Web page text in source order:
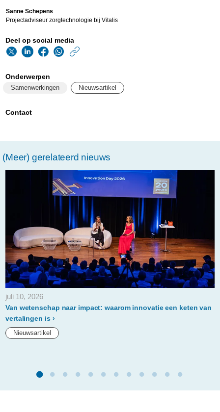
Sanne Schepens
Projectadviseur zorgtechnologie bij Vitalis
Deel op social media
een-
sara-
helpt-
tegen-
de-
eenzaamheid.html
Onderwerpen
Samenwerkingen Nieuwsartikel
Contact
(Meer) gerelateerd nieuws
juli 10, 2026
Van wetenschap naar impact: waarom innovatie een keten van
vertalingen is
Nieuwsartikel